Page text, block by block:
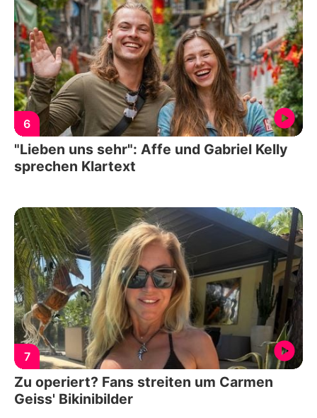
6
"Lieben uns sehr": Affe und Gabriel Kelly
sprechen Klartext
7
Zu operiert? Fans streiten um Carmen
Geiss' Bikinibilder